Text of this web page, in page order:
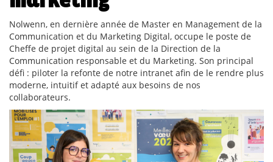
Nolwenn, en dernière année de Master en Management de la
Communication et du Marketing Digital, occupe le poste de
Cheffe de projet digital au sein de la Direction de la
Communication responsable et du Marketing. Son principal
défi : piloter la refonte de notre intranet afin de le rendre plus
moderne, intuitif et adapté aux besoins de nos
collaborateurs.